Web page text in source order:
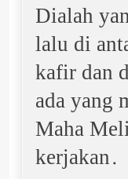
Dialah
lalu di
kafir dan
ada yang
Maha
kerjakan.